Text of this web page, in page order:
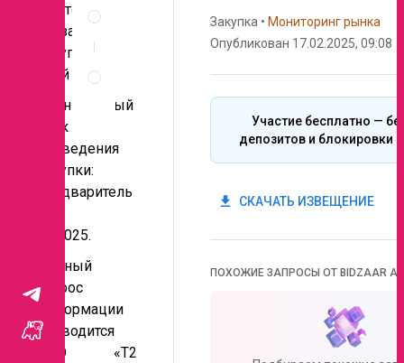
Место
оказания
услуг: для
всей РФ
Планируемый
срок
проведения
закупки:
предваритель
03.2025.
Данный
запрос
информации
проводится
ООО «Т2
Закупка • Мониторинг рынка
Опубликован 17.02.2025, 09:08
Участие бесплатно —
депозитов и блокировки
get_app СКАЧАТЬ ИЗВЕЩЕНИЕ
ПОХОЖИЕ ЗАПРОСЫ ОТ BIDZAAR AI